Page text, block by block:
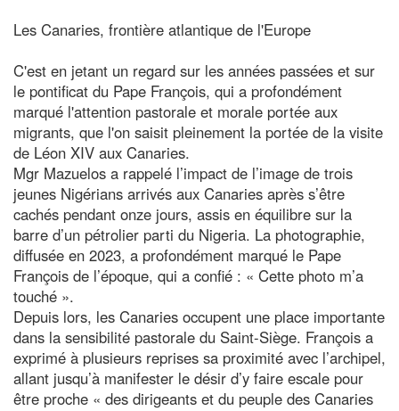
Les Canaries, frontière atlantique de l'Europe
C'est en jetant un regard sur les années passées et sur
le pontificat du Pape François, qui a profondément
marqué l'attention pastorale et morale portée aux
migrants, que l'on saisit pleinement la portée de la visite
de Léon XIV aux Canaries.
Mgr Mazuelos a rappelé l’impact de l’image de trois
jeunes Nigérians arrivés aux Canaries après s’être
cachés pendant onze jours, assis en équilibre sur la
barre d’un pétrolier parti du Nigeria. La photographie,
diffusée en 2023, a profondément marqué le Pape
François de l’époque, qui a confié : « Cette photo m’a
touché ».
Depuis lors, les Canaries occupent une place importante
dans la sensibilité pastorale du Saint-Siège. François a
exprimé à plusieurs reprises sa proximité avec l’archipel,
allant jusqu’à manifester le désir d’y faire escale pour
être proche « des dirigeants et du peuple des Canaries